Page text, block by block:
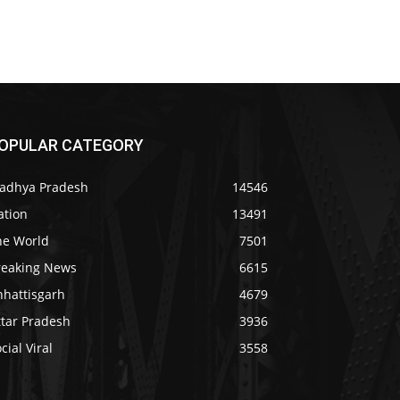
CATEGORY
Pradesh
14546
13491
World
7501
News
6615
4679
Pradesh
3936
Viral
3558